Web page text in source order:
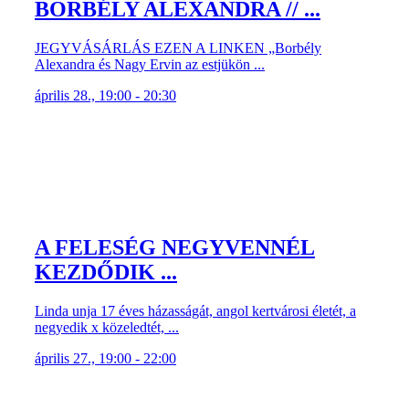
BORBÉLY ALEXANDRA // ...
JEGYVÁSÁRLÁS EZEN A LINKEN „Borbély
Alexandra és Nagy Ervin az estjükön ...
április 28., 19:00 - 20:30
A FELESÉG NEGYVENNÉL
KEZDŐDIK ...
Linda unja 17 éves házasságát, angol kertvárosi életét, a
negyedik x közeledtét, ...
április 27., 19:00 - 22:00